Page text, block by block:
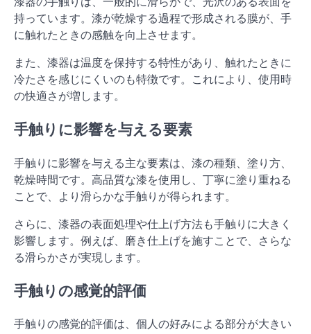
持っています。漆が乾燥する過程で形成される膜が、手
に触れたときの感触を向上させます。
また、漆器は温度を保持する特性があり、触れたときに
冷たさを感じにくいのも特徴です。これにより、使用時
の快適さが増します。
手触りに影響を与える要素
手触りに影響を与える主な要素は、漆の種類、塗り方、
乾燥時間です。高品質な漆を使用し、丁寧に塗り重ねる
ことで、より滑らかな手触りが得られます。
さらに、漆器の表面処理や仕上げ方法も手触りに大きく
影響します。例えば、磨き仕上げを施すことで、さらな
る滑らかさが実現します。
手触りの感覚的評価
手触りの感覚的評価は、個人の好みによる部分が大きい